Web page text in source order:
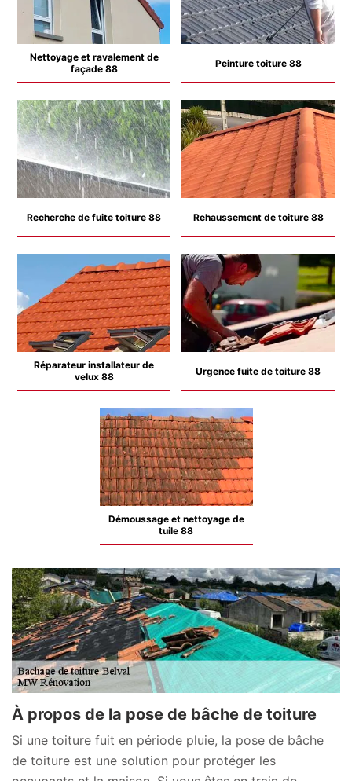
Nettoyage et ravalement de
façade 88
Peinture toiture 88
Recherche de fuite toiture 88 Rehaussement de toiture 88
Réparateur installateur de
velux 88
Urgence fuite de toiture 88
Démoussage et nettoyage de
tuile 88
À propos de la pose de bâche de toiture
Si une toiture fuit en période pluie, la pose de bâche
de toiture est une solution pour protéger les